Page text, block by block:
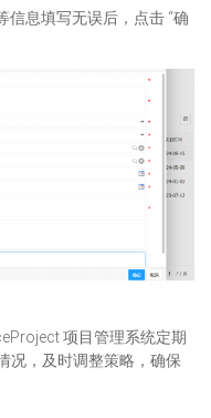
息填写无误后，点击 “确
项目管理系统定期
况，及时调整策略，确保